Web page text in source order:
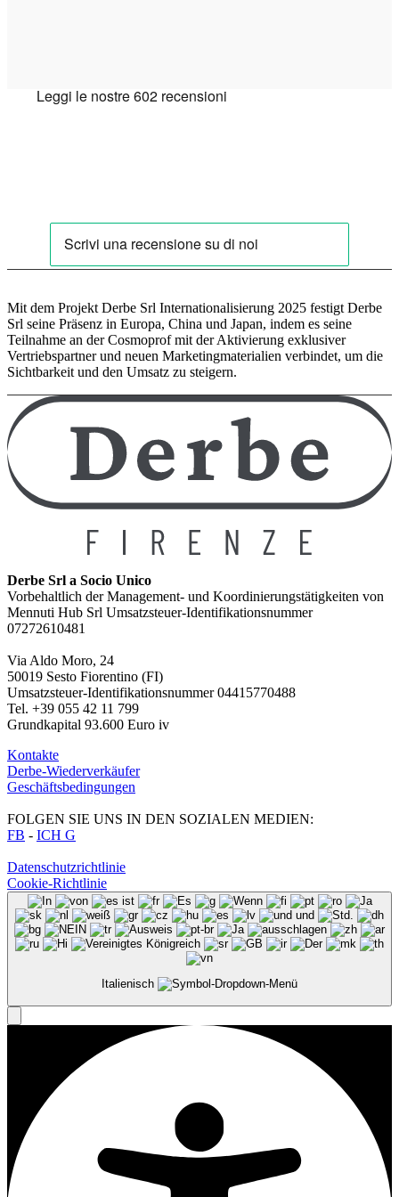
Mit dem Projekt Derbe Srl Internationalisierung 2025 festigt Derbe
Srl seine Präsenz in Europa, China und Japan, indem es seine
Teilnahme an der Cosmoprof mit der Aktivierung exklusiver
Vertriebspartner und neuen Marketingmaterialien verbindet, um die
Sichtbarkeit und den Umsatz zu steigern.
Derbe Srl a Socio Unico
Vorbehaltlich der Management- und Koordinierungstätigkeiten von
Mennuti Hub Srl Umsatzsteuer-Identifikationsnummer
07272610481
Via Aldo Moro, 24
50019 Sesto Fiorentino (FI)
Umsatzsteuer-Identifikationsnummer 04415770488
Tel. +39 055 42 11 799
Grundkapital 93.600 Euro iv
Kontakte
Derbe-Wiederverkäufer
Geschäftsbedingungen
FOLGEN SIE UNS IN DEN SOZIALEN MEDIEN:
FB - ICH G
Datenschutzrichtlinie
Cookie-Richtlinie
Italienisch